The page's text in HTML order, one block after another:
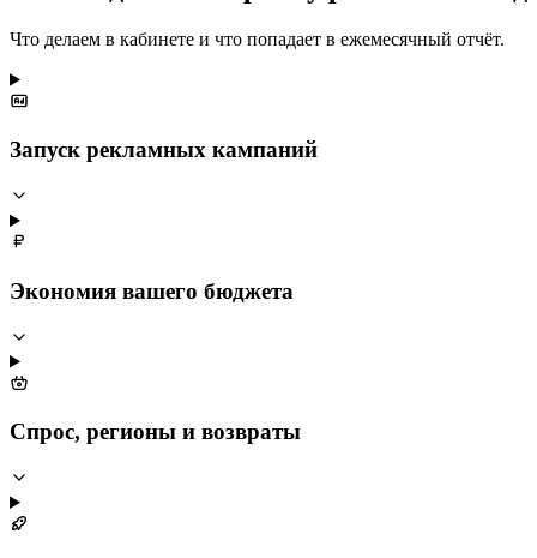
Что делаем в кабинете и что попадает в ежемесячный отчёт.
Запуск рекламных кампаний
Экономия вашего бюджета
Спрос, регионы и возвраты